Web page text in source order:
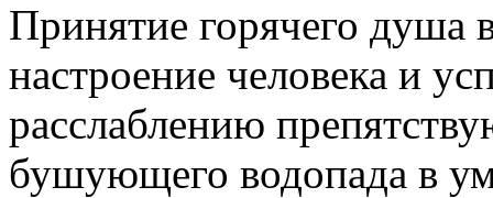
Принятие горячего душа
настроение человека и
расслаблению
бушующего водопада в